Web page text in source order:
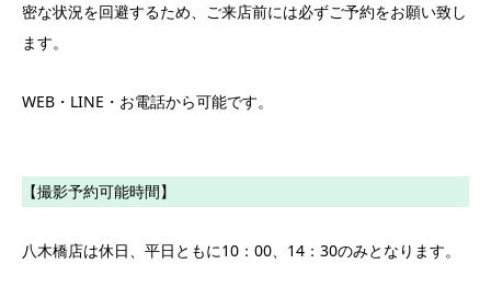
密な状況を回避するため、ご来店前には必ずご予約をお願い致し
ます。
WEB・LINE・お電話から可能です。
【撮影予約可能時間】
八木橋店は休日、平日ともに10：00、14：30のみとなります。